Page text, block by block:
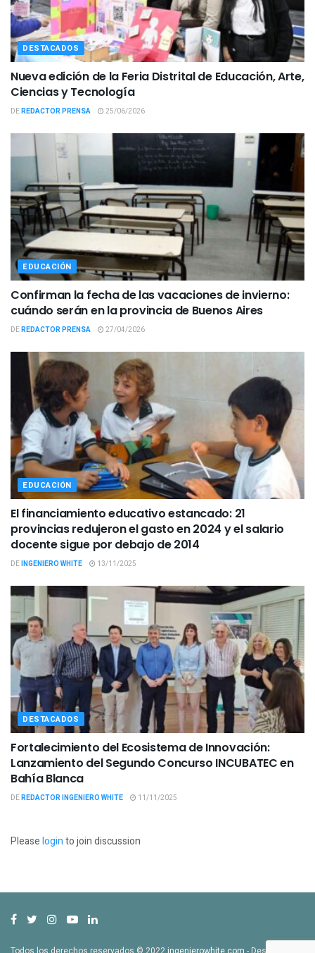
DESTACADOS
Nueva edición de la Feria Distrital de Educación, Arte,
Ciencias y Tecnología
DEREDACTOR PRENSA 25/06/2026
EDUCACIÓN
Confirman la fecha de las vacaciones de invierno:
cuándo serán en la provincia de Buenos Aires
DEREDACTOR PRENSA 27/04/2026
EDUCACIÓN
El financiamiento educativo estancado: 21
provincias redujeron el gasto en 2024 y el salario
docente sigue por debajo de 2014
DEINGENIERO WHITE 13/11/2025
DESTACADOS
Fortalecimiento del Ecosistema de Innovación:
Lanzamiento del Segundo Concurso INCUBATEC en
Bahía Blanca
DEREDACTOR INGENIERO WHITE 11/11/2025
Pleaseloginto join discussion